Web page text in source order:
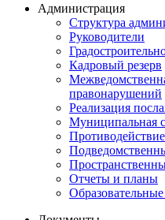
Администрация
Структура
Руководители
Кадровый резерв
правонарушений
Реализация
Муниципальная
Отчеты и планы